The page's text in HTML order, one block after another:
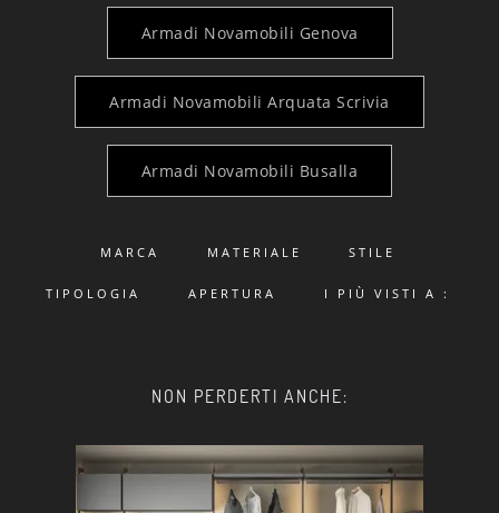
Armadi Novamobili Genova
Armadi Novamobili Arquata Scrivia
Armadi Novamobili Busalla
MARCA MATERIALE STILE
TIPOLOGIA APERTURA I PIÙ VISTI A :
NON PERDERTI ANCHE: